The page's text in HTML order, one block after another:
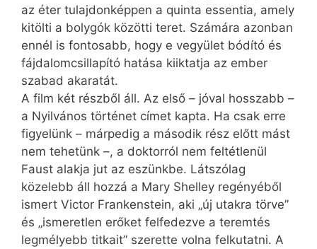
az éter tulajdonképpen a quinta essentia, amely
kitölti a bolygók közötti teret. Számára azonban
ennél is fontosabb, hogy e vegyület bódító és
fájdalomcsillapító hatása kiiktatja az ember
szabad akaratát.
A film két részből áll. Az első – jóval hosszabb –
a Nyilvános történet címet kapta. Ha csak erre
figyelünk – márpedig a második rész előtt mást
nem tehetünk –, a doktorról nem feltétlenül
Faust alakja jut az eszünkbe. Látszólag
közelebb áll hozzá a Mary Shelley regényéből
ismert Victor Frankenstein, aki „új utakra törve”
és „ismeretlen erőket felfedezve a teremtés
legmélyebb titkait” szerette volna felkutatni. A